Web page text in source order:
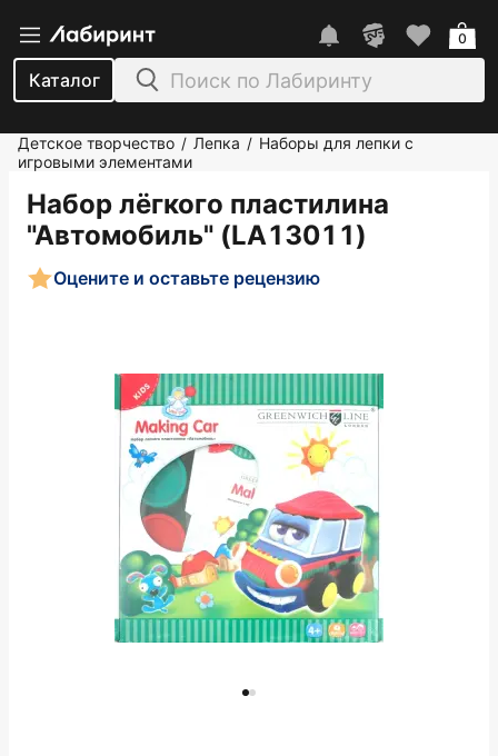
Каталог
0
Детское творчество / Лепка / Наборы для лепки с
игровыми элементами
Набор лёгкого пластилина
"Автомобиль" (LA13011)
Оцените и оставьте рецензию